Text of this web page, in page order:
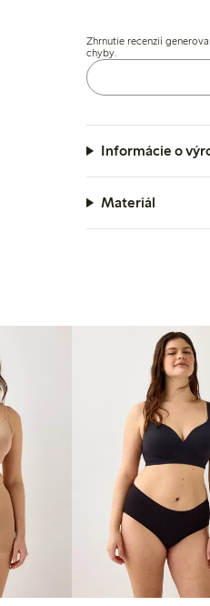
Zákazníci si
vo veľkostiach a
Zhrnutie recenzií
chyby.
Informácie o
Materiál